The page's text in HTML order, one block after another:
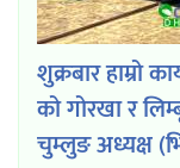
शुक्रबार हाम्रो
को गोरखा र
चुम्लुङ अध्यक्ष